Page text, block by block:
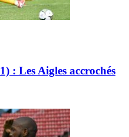
: Les Aigles accrochés